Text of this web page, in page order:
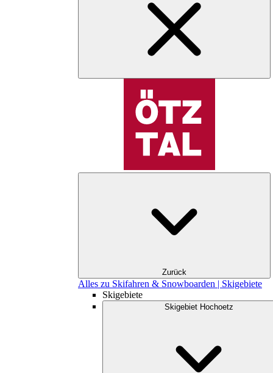
Zurück
Alles zu Skifahren & Snowboarden | Skigebiete
Skigebiete
Skigebiet Hochoetz